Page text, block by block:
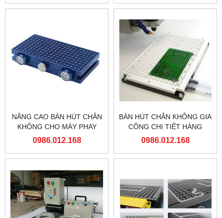
NÂNG CAO BÀN HÚT CHÂN
KHÔNG CHO MÁY PHAY
CNC
0986.012.168
BÀN HÚT CHÂN KHÔNG GIA
CÔNG CHI TIẾT HÀNG
LOẠT LỚN
0986.012.168